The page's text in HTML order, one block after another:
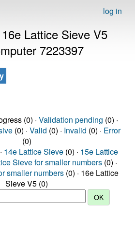
log in
Lattice Sieve V5
7223397
(0) · Validation pending (0) ·
(0) · Valid (0) · Invalid (0) · Error
(0)
14e Lattice Sieve (0) · 15e Lattice
Sieve for smaller numbers (0) ·
smaller numbers (0) · 16e Lattice
Sieve V5 (0)